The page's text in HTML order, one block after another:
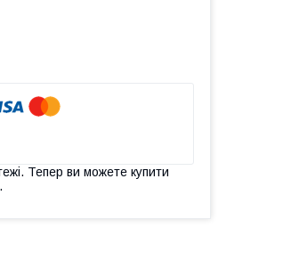
Тепер ви можете купити